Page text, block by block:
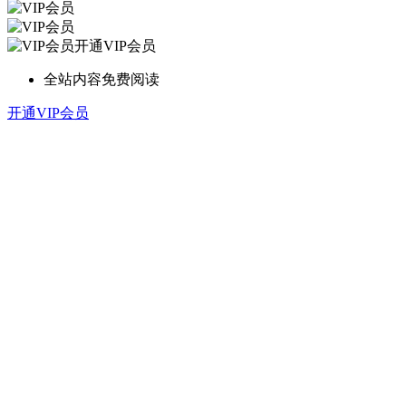
开通VIP会员
全站内容免费阅读
开通VIP会员